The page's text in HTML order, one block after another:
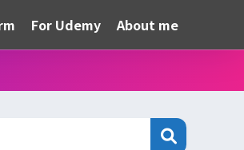
For Udemy About me